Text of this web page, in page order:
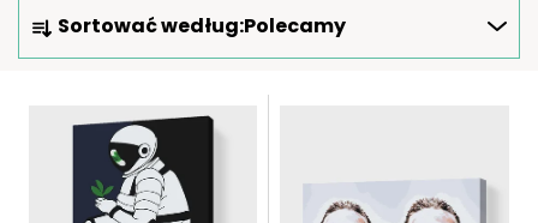
O
R
Sortować według:Polecamy